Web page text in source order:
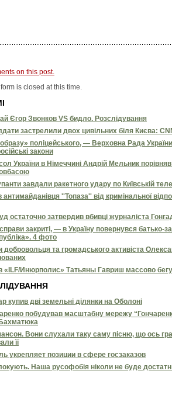
on this post.
is closed at this time.
Єгор Звонков VS бидло. Розслідування
застрелили двох цивільних біля Києва:
поліцейського, — Верховна Рада
закони
України в Німеччині Андрій Мельник
завдали ракетного удару по Київській
''Топаза'' від кримінальної
остаточно затвердив вбивці журналіста
закриті, — в Україну повернувся батько-
4 фото
добровольця та громадського активіста
«ILF/Инюрполис» Татьяны Гавриш массово
купив дві земельні ділянки на Оболоні
побудував масштабну мережу
Вони слухали таку саму пісню, що ось
її
укрепляет позиции в сфере госзаказов
Наша русофобія ніколи не буде